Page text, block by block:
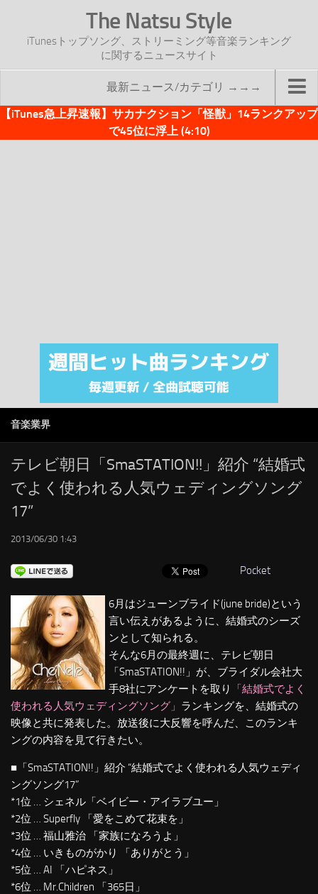
The Natsu Style
iTunesトップソング、ストリーミング等音楽ランキング
に関するニュースサイト
最新ニュース/カテゴリ →→→
TOP
注目カテゴリ
オリジナルiTunes週間トップソング
RSS
LINKS
【iTunes急上昇速報】サカナクション「怪獣」14ランクアップ
で45位に浮上 (4:10)
音楽業界
テレビ朝日「SmaSTATION!!」紹介 “結婚式
でよく使われる人気ウェディングソング
17”
2013/06/30 1:43
Pocket
6月はジューンブライド(june bride)という
言い伝えがあるように、結婚式のシーズ
ンとして知られる。
そんな6月の最終週に、テレビ朝日
「SmaSTATION!!」が、ブライダル会社大
手8社にアンケートを取り
「結婚式でよく
使われる人気ウェディングソング」 ランキングを、結婚式の
映像と共に発表した。放送後に大反響を呼んだ、このランキ
ングの内容を見て行きたい。
■「SmaSTATION!!」紹介 “結婚式でよく使われる人気ウェディ
ングソング17”
*1位 … シェネル「ベイビー・アイラブユー」
*2位 … Superfly 「愛をこめて花束を」
*3位 … 福山雅治 「家族になろうよ」
*4位 … いきものがかり 「ありがとう」
*5位 … AI 「ハピネス」
*6位 … Mr.Children 「365日」